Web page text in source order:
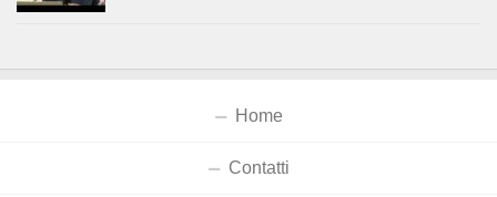
Home
Contatti